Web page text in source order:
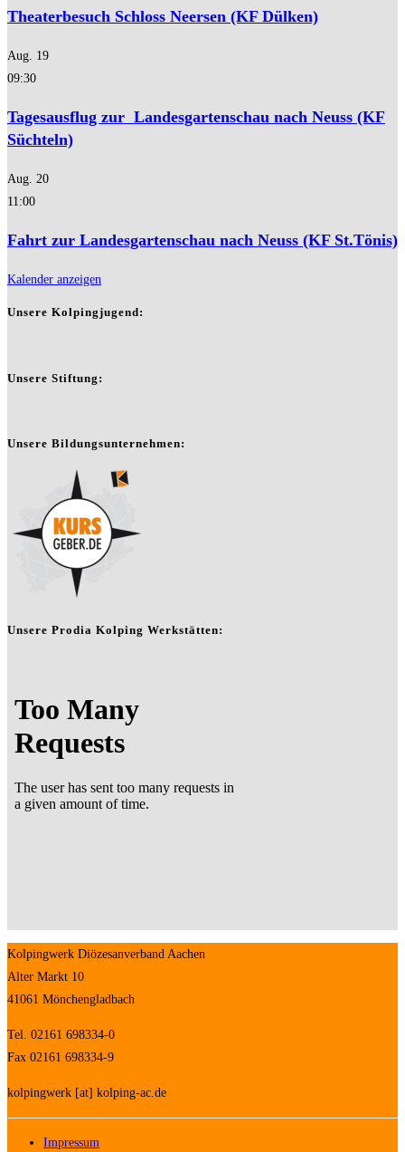
Theaterbesuch Schloss Neersen (KF Dülken)
Aug. 19
09:30
Tagesausflug zur Landesgartenschau nach Neuss (KF
Süchteln)
Aug. 20
11:00
Fahrt zur Landesgartenschau nach Neuss (KF St.Tönis)
Kalender anzeigen
Unsere Kolpingjugend:
Unsere Stiftung:
Unsere Bildungsunternehmen:
Unsere Prodia Kolping Werkstätten:
Kolpingwerk Diözesanverband Aachen
Alter Markt 10
41061 Mönchengladbach
Tel. 02161 698334-0
Fax 02161 698334-9
kolpingwerk [at] kolping-ac.de
Impressum